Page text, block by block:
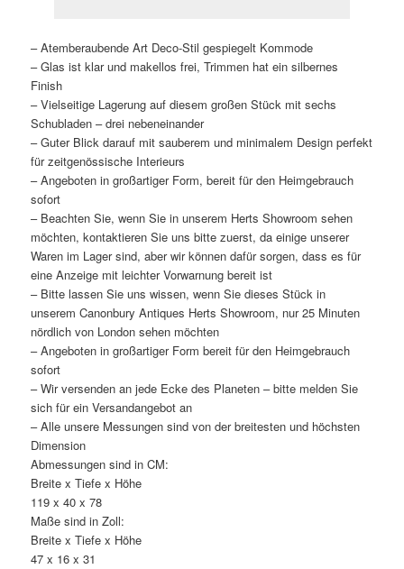
– Atemberaubende Art Deco-Stil gespiegelt Kommode
– Glas ist klar und makellos frei, Trimmen hat ein silbernes
Finish
– Vielseitige Lagerung auf diesem großen Stück mit sechs
Schubladen – drei nebeneinander
– Guter Blick darauf mit sauberem und minimalem Design perfekt
für zeitgenössische Interieurs
– Angeboten in großartiger Form, bereit für den Heimgebrauch
sofort
– Beachten Sie, wenn Sie in unserem Herts Showroom sehen
möchten, kontaktieren Sie uns bitte zuerst, da einige unserer
Waren im Lager sind, aber wir können dafür sorgen, dass es für
eine Anzeige mit leichter Vorwarnung bereit ist
– Bitte lassen Sie uns wissen, wenn Sie dieses Stück in
unserem Canonbury Antiques Herts Showroom, nur 25 Minuten
nördlich von London sehen möchten
– Angeboten in großartiger Form bereit für den Heimgebrauch
sofort
– Wir versenden an jede Ecke des Planeten – bitte melden Sie
sich für ein Versandangebot an
– Alle unsere Messungen sind von der breitesten und höchsten
Dimension
Abmessungen sind in CM:
Breite x Tiefe x Höhe
119 x 40 x 78
Maße sind in Zoll:
Breite x Tiefe x Höhe
47 x 16 x 31